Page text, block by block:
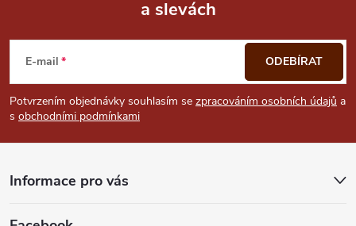
p
a
a slevách
E-mail
Potvrzením objednávky souhlasím se zpracováním osobních údajů a
s obchodními podmínkami
ODEBÍRAT
Informace pro vás